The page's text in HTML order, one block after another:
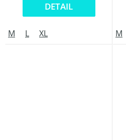
DETAIL
M L XL M